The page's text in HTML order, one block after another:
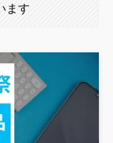
ます